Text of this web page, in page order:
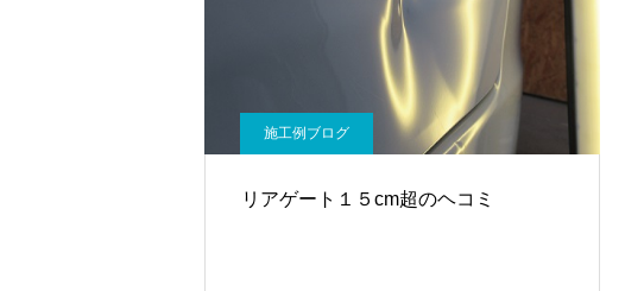
施工例ブログ
リアゲート１５cm超のヘコミ